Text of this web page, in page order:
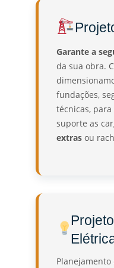
Garante a
da sua obra.
fundações,
técnicas,
suporte as
extras ou